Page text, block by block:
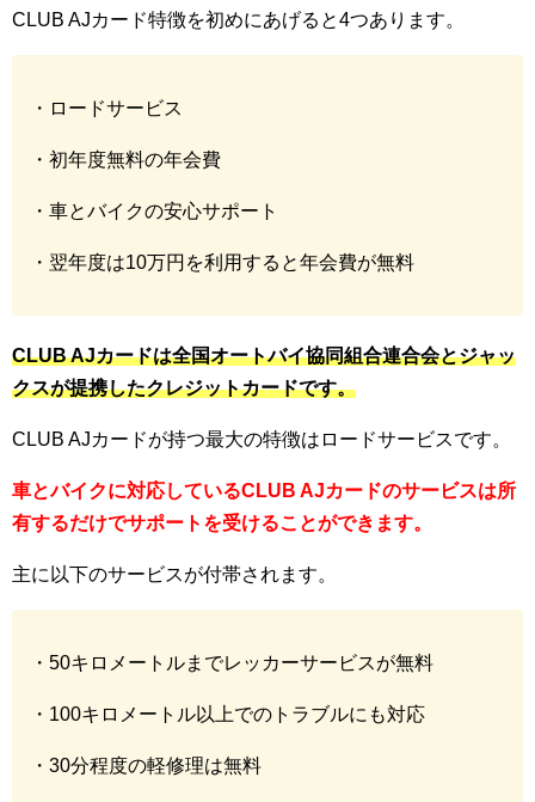
CLUB AJカード特徴を初めにあげると4つあります。
・ロードサービス
・初年度無料の年会費
・車とバイクの安心サポート
・翌年度は10万円を利用すると年会費が無料
CLUB AJカードは全国オートバイ協同組合連合会とジャッ
クスが提携したクレジットカードです。
CLUB AJカードが持つ最大の特徴はロードサービスです。
車とバイクに対応しているCLUB AJカードのサービスは所
有するだけでサポートを受けることができます。
主に以下のサービスが付帯されます。
・50キロメートルまでレッカーサービスが無料
・100キロメートル以上でのトラブルにも対応
・30分程度の軽修理は無料